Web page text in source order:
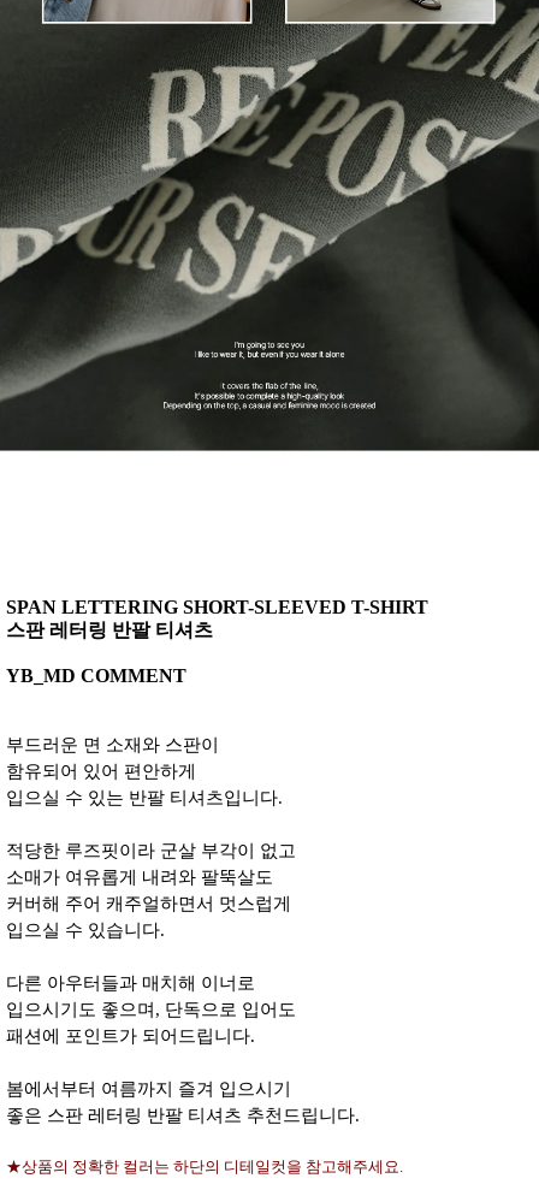
SPAN LETTERING SHORT-SLEEVED T-SHIRT
스판 레터링 반팔 티셔츠
YB_MD COMMENT
부드러운 면 소재와 스판이
함유되어 있어 편안하게
입으실 수 있는 반팔 티셔츠입니다.
적당한 루즈핏이라 군살 부각이 없고
소매가 여유롭게 내려와 팔뚝살도
커버해 주어 캐주얼하면서 멋스럽게
입으실 수 있습니다.
다른 아우터들과 매치해 이너로
입으시기도 좋으며, 단독으로 입어도
패션에 포인트가 되어드립니다.
봄에서부터 여름까지 즐겨 입으시기
좋은 스판 레터링 반팔 티셔츠 추천드립니다.
★상품의 정확한 컬러는 하단의 디테일컷을 참고해주세요.